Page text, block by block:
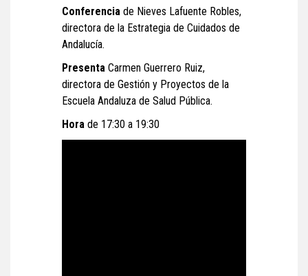
Conferencia de Nieves Lafuente Robles,
directora de la Estrategia de Cuidados de
Andalucía.
Presenta Carmen Guerrero Ruiz,
directora de Gestión y Proyectos de la
Escuela Andaluza de Salud Pública.
Hora de 17:30 a 19:30